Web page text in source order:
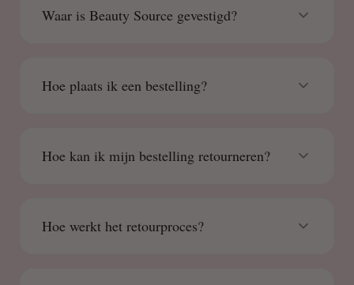
Waar is Beauty Source gevestigd?
Hoe plaats ik een bestelling?
Hoe kan ik mijn bestelling retourneren?
Hoe werkt het retourproces?